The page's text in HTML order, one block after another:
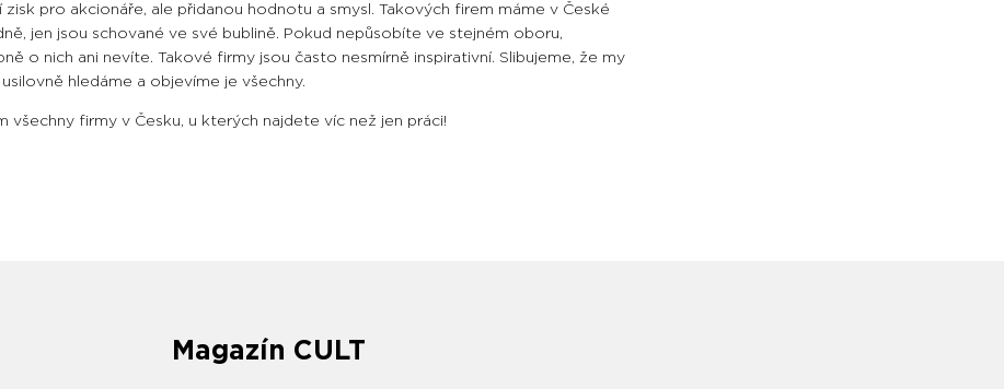
zisk pro akcionáře, ale přidanou hodnotu a smysl. Takových firem máme v České
jen jsou schované ve své bublině. Pokud nepůsobíte ve stejném oboru,
o nich ani nevíte. Takové firmy jsou často nesmírně inspirativní. Slibujeme, že my
hledáme a objevíme je všechny.
všechny firmy v Česku, u kterých najdete víc než jen práci!
Magazín CULT